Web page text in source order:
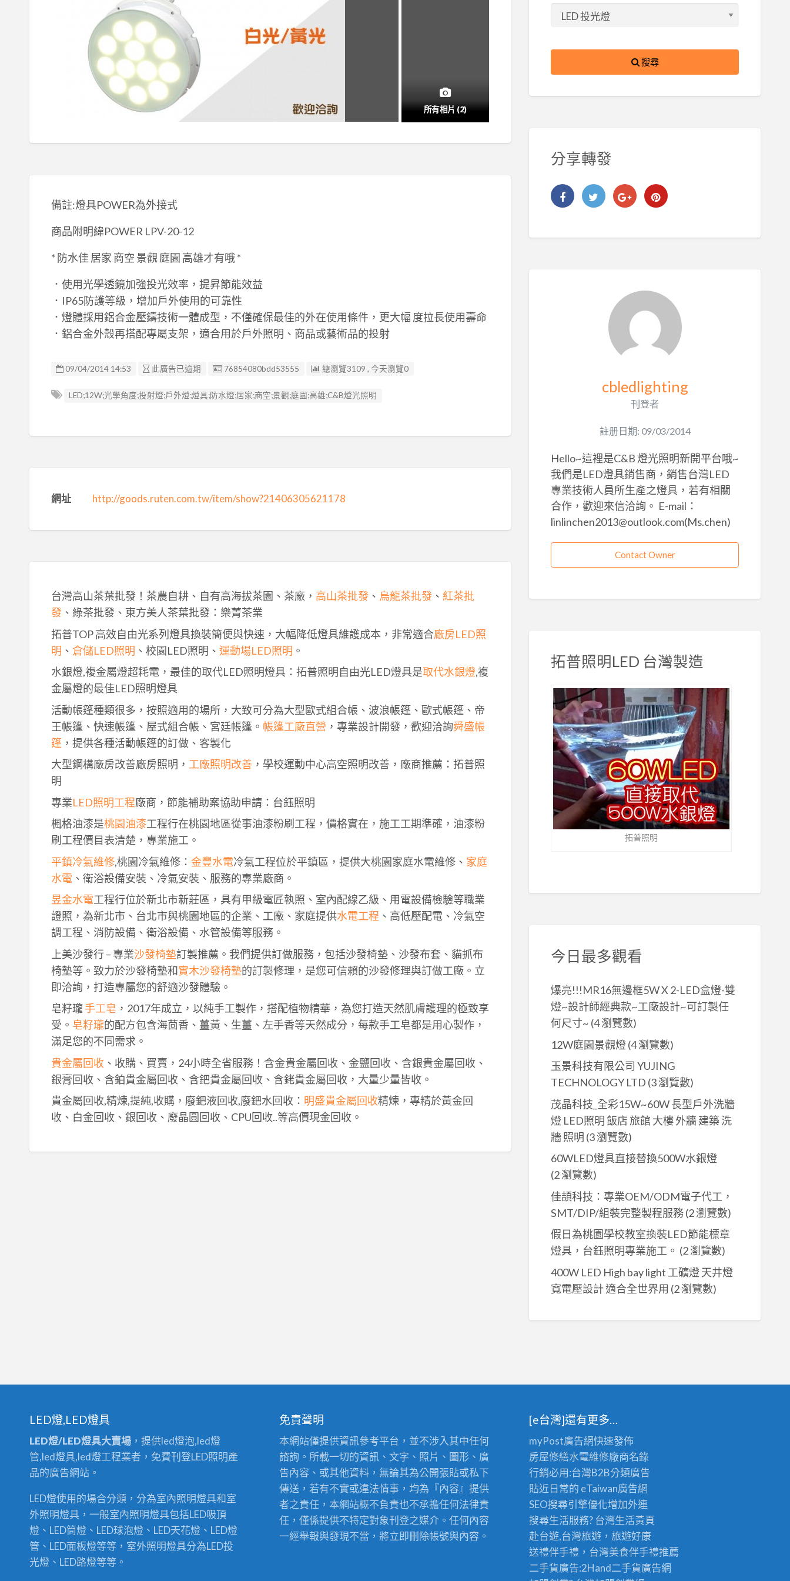
所有相片 (2)
備註:燈具POWER為外接式
商品附明緯POWER LPV-20-12
* 防水佳 居家 商空 景觀 庭園 高雄才有哦 *
．使用光學透鏡加強投光效率，提昇節能效益
．IP65防護等級，增加戶外使用的可靠性
．燈體採用鋁合金壓鑄技術一體成型，不僅確保最佳的外在使用條件，更大幅 度拉長使用壽命
．鋁合金外殼再搭配專屬支架，適合用於戶外照明、商品或藝術品的投射
09/04/2014 14:53 此廣告已逾期 廣告编號
76854080bdd53555 總瀏覽3109 , 今天瀏覽0
LED;12W;光學角度;投射燈;戶外燈;燈具;防水燈;居家;商空;景觀;庭園;高雄;C&B燈光照明
網址 http://goods.ruten.com.tw/item/show?21406305621178
台灣高山茶葉批發！茶農自耕、自有高海拔茶園、茶廠， 高山茶批發、 烏龍茶批發、 紅茶批
發、綠茶批發、東方美人茶葉批發：樂菁茶業
拓普TOP 高效自由光系列燈具換裝簡便與快速，大幅降低燈具維護成本，非常適合廠房LED照
明 、 倉儲LED照明 、校園LED照明、 運動場LED照明 。
水銀燈,複金屬燈超耗電，最佳的取代LED照明燈具：拓普照明自由光LED燈具是取代水銀燈,複
金屬燈的最佳LED照明燈具
活動帳篷種類很多，按照適用的場所，大致可分為大型歐式組合帳、波浪帳篷、歐式帳篷、帝
王帳篷、快速帳篷、屋式組合帳、宮廷帳篷。 帳篷工廠直營 ，專業設計開發，歡迎洽詢舜盛帳
篷，提供各種活動帳篷的訂做、客製化
大型鋼構廠房改善廠房照明， 工廠照明改善，學校運動中心高空照明改善，廠商推薦：拓普照
明
專業LED照明工程廠商，節能補助案協助申請：台鈺照明
楓格油漆是桃園油漆工程行在桃園地區從事油漆粉刷工程，價格實在，施工工期準確，油漆粉
刷工程價目表清楚，專業施工。
平鎮冷氣維修,桃園冷氣維修： 金豐水電冷氣工程位於平鎮區，提供大桃園家庭水電維修、 家庭
水電、衛浴設備安裝、冷氣安裝、服務的專業廠商。
昱金水電工程行位於新北市新莊區，具有甲級電匠執照、室內配線乙級、用電設備檢驗等職業
證照，為新北市、台北市與桃園地區的企業、工廠、家庭提供水電工程 、高低壓配電、冷氣空
調工程、消防設備、衛浴設備、水管設備等服務。
上美沙發行 – 專業沙發椅墊訂製推薦。我們提供訂做服務，包括沙發椅墊、沙發布套、貓抓布
椅墊等。致力於沙發椅墊和實木沙發椅墊的訂製修理，是您可信賴的沙發修理與訂做工廠。立
即洽詢，打造專屬您的舒適沙發體驗。
皂籽瓏手工皂 ，2017年成立，以純手工製作，搭配植物精華，為您打造天然肌膚護理的極致享
受。 皂籽瓏的配方包含海茴香、薑黃、生薑、左手香等天然成分，每款手工皂都是用心製作，
滿足您的不同需求。
貴金屬回收、收購、買賣，24小時全省服務！含金貴金屬回收、金鹽回收、含銀貴金屬回收、
銀膏回收、含鉑貴金屬回收、含鈀貴金屬回收、含銠貴金屬回收，大量少量皆收。
貴金屬回收,精煉,提純,收購，廢鈀液回收,廢鈀水回收： 明盛貴金屬回收精煉，專精於黃金回
收、白金回收、銀回收、廢晶圓回收、CPU回收..等高價現金回收。
搜尋
分享轉發
cbledlighting
刊登者
註册日期: 09/03/2014
Hello~這裡是C&B 燈光照明新開平台哦~
我們是LED燈具銷售商，銷售台灣LED
專業技術人員所生產之燈具，若有相關
合作，歡迎來信洽詢。 E-mail：
linlinchen2013@outlook.com(Ms.chen)
Contact Owner
拓普照明LED 台灣製造
拓普照明
今日最多觀看
爆亮!!!MR16無邊框5W X 2-LED盒燈-雙
燈~設計師經典款~工廠設計~可訂製任
何尺寸~ (4 瀏覽數)
12W庭園景觀燈(4 瀏覽數)
玉景科技有限公司 YUJING
TECHNOLOGY LTD (3 瀏覽數)
茂晶科技_全彩15W~60W 長型戶外洗牆
燈 LED照明 飯店 旅館 大樓 外牆 建築 洗
牆 照明 (3 瀏覽數)
60WLED燈具直接替換500W水銀燈
(2 瀏覽數)
佳頡科技：專業OEM/ODM電子代工，
SMT/DIP/組裝完整製程服務(2 瀏覽數)
假日為桃園學校教室換裝LED節能標章
燈具，台鈺照明專業施工。 (2 瀏覽數)
400W LED High bay light 工礦燈 天井燈
寬電壓設計 適合全世界用 (2 瀏覽數)
LED燈,LED燈具
LED燈/LED燈具大賣場 ，提供led燈泡,led燈
管,led燈具,led燈工程業者，免費刊登LED照明產
品的廣告網站。
LED燈使用的場合分類，分為室內照明燈具和室
外照明燈具，一般室內照明燈具包括LED吸頂
燈、LED筒燈、LED球泡燈、LED天花燈、LED燈
管、LED面板燈等等，室外照明燈具分為LED投
光燈、LED路燈等等。
免責聲明
本網站僅提供資訊參考平台，並不涉入其中任何
諮詢。所載一切的資訊、文字、照片、圖形、廣
告內容、或其他資料，無論其為公開張貼或私下
傳送，若有不實或違法情事，均為『內容』提供
者之責任，本網站概不負責也不承擔任何法律責
任，僅係提供不特定對象刊登之媒介。任何內容
一經舉報與發現不當，將立即刪除帳號與內容。
[e台灣]還有更多…
myPost廣告網快速發佈
房屋修繕水電維修廠商名錄
行銷必用:台灣B2B分類廣告
貼近日常的 eTaiwan廣告網
SEO搜尋引擎優化增加外連
搜尋生活服務? 台灣生活黃頁
赴台遊,台灣旅遊 ，旅遊好康
送禮伴手禮，台灣美食伴手禮推薦
二手貨廣告:2Hand二手貨廣告網